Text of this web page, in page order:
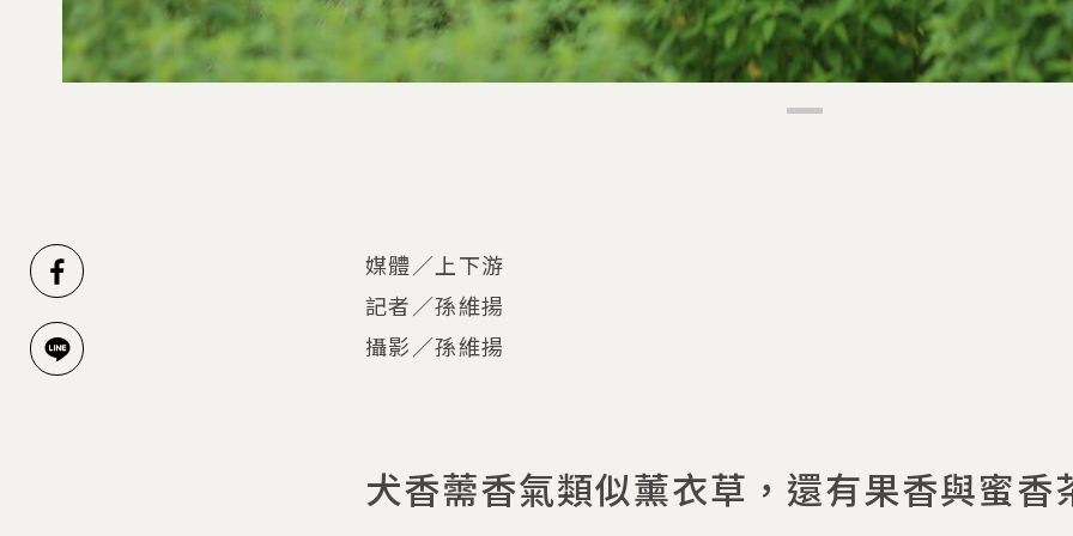
媒體／上下游
記者／孫維揚
攝影／孫維揚
犬香薷香氣類似薰衣草，還有果香與蜜香